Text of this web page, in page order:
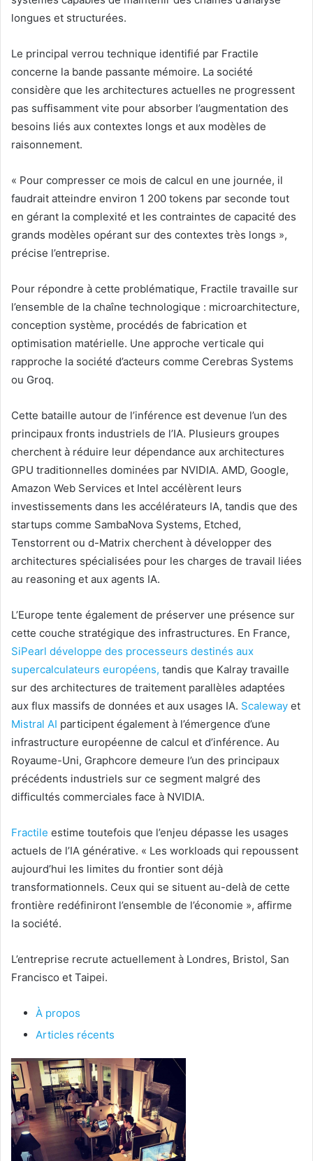
longues et structurées.
Le principal verrou technique identifié par Fractile
concerne la bande passante mémoire. La société
considère que les architectures actuelles ne progressent
pas suffisamment vite pour absorber l’augmentation des
besoins liés aux contextes longs et aux modèles de
raisonnement.
« Pour compresser ce mois de calcul en une journée, il
faudrait atteindre environ 1 200 tokens par seconde tout
en gérant la complexité et les contraintes de capacité des
grands modèles opérant sur des contextes très longs »,
précise l’entreprise.
Pour répondre à cette problématique, Fractile travaille sur
l’ensemble de la chaîne technologique : microarchitecture,
conception système, procédés de fabrication et
optimisation matérielle. Une approche verticale qui
rapproche la société d’acteurs comme Cerebras Systems
ou Groq.
Cette bataille autour de l’inférence est devenue l’un des
principaux fronts industriels de l’IA. Plusieurs groupes
cherchent à réduire leur dépendance aux architectures
GPU traditionnelles dominées par NVIDIA. AMD, Google,
Amazon Web Services et Intel accélèrent leurs
investissements dans les accélérateurs IA, tandis que des
startups comme SambaNova Systems, Etched,
Tenstorrent ou d-Matrix cherchent à développer des
architectures spécialisées pour les charges de travail liées
au reasoning et aux agents IA.
L’Europe tente également de préserver une présence sur
cette couche stratégique des infrastructures. En France,
SiPearl développe des processeurs destinés aux
supercalculateurs européens, tandis que Kalray travaille
sur des architectures de traitement parallèles adaptées
aux flux massifs de données et aux usages IA. Scaleway et
Mistral AI participent également à l’émergence d’une
infrastructure européenne de calcul et d’inférence. Au
Royaume-Uni, Graphcore demeure l’un des principaux
précédents industriels sur ce segment malgré des
difficultés commerciales face à NVIDIA.
Fractile estime toutefois que l’enjeu dépasse les usages
actuels de l’IA générative. « Les workloads qui repoussent
aujourd’hui les limites du frontier sont déjà
transformationnels. Ceux qui se situent au-delà de cette
frontière redéfiniront l’ensemble de l’économie », affirme
la société.
L’entreprise recrute actuellement à Londres, Bristol, San
Francisco et Taipei.
À propos
Articles récents